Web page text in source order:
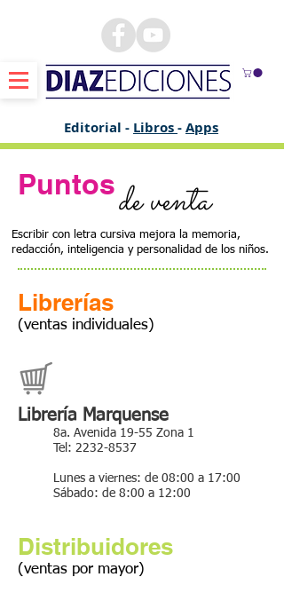
Editorial - Libros-Apps
Puntosde venta
Escribir con letra cursiva mejora la memoria,
redacción, inteligencia y personalidad de los niños.
Librerías
(ventas individuales)
Librería Marquense
8a. Avenida 19-55 Zona 1
Tel: 2232-8537
Lunes a viernes: de 08:00 a 17:00
Sábado: de 8:00 a 12:00
Distribuidores
(ventas por mayor)